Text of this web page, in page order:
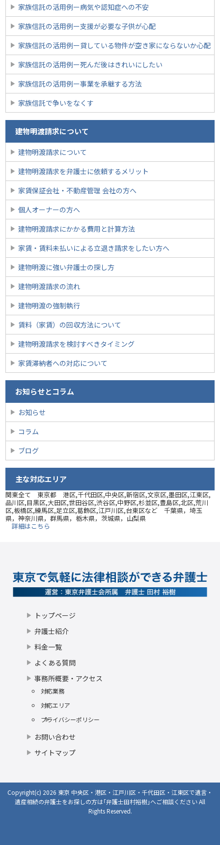
家族信託の活用例ー病気や認知症への不安
家族信託の活用例ー支援が必要な子供が心配
家族信託の活用例ー貸している物件が空き家にならないか心配
家族信託の活用例ー死んだ後はきれいにしたい
家族信託の活用例ー事業を承継する方法
家族信託で争いをなくす
建物明渡請求について
建物明渡請求について
建物明渡請求を弁護士に依頼するメリット
家賃保証会社・不動産管理 会社の方へ
個人オーナーの方へ
建物明渡請求にかかる費用と計算方法
家賃・賃料未払いによる立退き請求をしたい方へ
建物明渡に強い弁護士の探し方
建物明渡請求の流れ
建物明渡の強制執行
賃料（家賃）の回収方法について
建物明渡請求を検討すべきタイミング
家賃滞納者への対応について
お知らせとコラム
お知らせ
コラム
ブログ
主な対応エリア
関東全て 東京都 港区,千代田区,中央区,新宿区,文京区,墨田区,江東区,
品川区,目黒区,大田区,世田谷区,渋谷区,中野区,杉並区,豊島区,北区,荒川
区,板橋区,練馬区,足立区,葛飾区,江戸川区,台東区など 千葉県，埼玉
県，神奈川県，群馬県，栃木県，茨城県，山梨県
詳細はこちら
トップページ
弁護士紹介
料金一覧
よくある質問
事務所概要・アクセス
対応業務
対応エリア
プライバシーポリシー
お問い合わせ
サイトマップ
Copyright(c) 2026 東京 中央区・港区・江戸川区・千代田区・江東区で遺言・
遺産相続の弁護士をお探しの方は｢弁護士田村裕樹｣へご相談ください All
Rights Reserved.